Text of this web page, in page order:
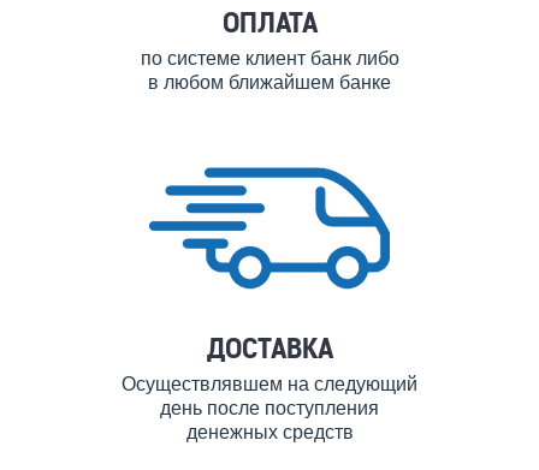
ОПЛАТА
по системе клиент банк либо
в любом ближайшем банке
ДОСТАВКА
Осуществлявшем на следующий
день после поступления
денежных средств